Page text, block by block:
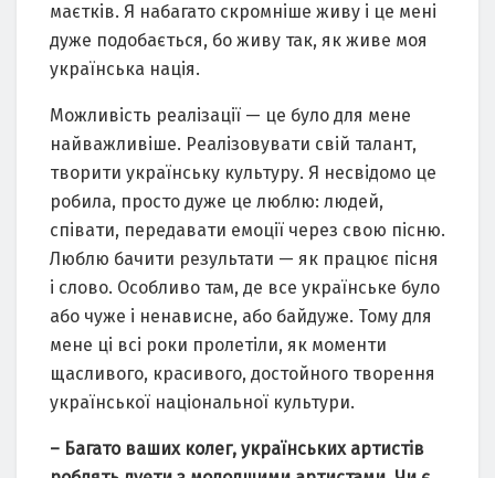
маєтків. Я набагато скромніше живу і це мені
дуже подобається, бо живу так, як живе моя
українська нація.
Можливість реалізації — це було для мене
найважливіше. Реалізовувати свій талант,
творити українську культуру. Я несвідомо це
робила, просто дуже це люблю: людей,
співати, передавати емоції через свою пісню.
Люблю бачити результати — як працює пісня
і слово. Особливо там, де все українське було
або чуже і ненависне, або байдуже. Тому для
мене ці всі роки пролетіли, як моменти
щасливого, красивого, достойного творення
української національної культури.
– Багато ваших колег, українських артистів